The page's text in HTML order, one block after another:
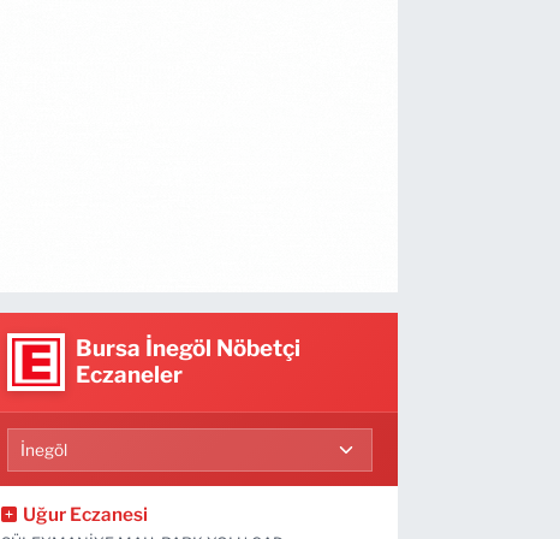
Bursa İnegöl Nöbetçi
Eczaneler
Uğur Eczanesi